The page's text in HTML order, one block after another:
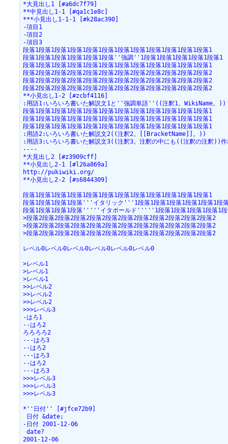
*大見出し1 [#a6dc7f79]
**中見出し1-1 [#qa1c1e8c]
***小見出し1-1-1 [#k28ac390]
-項目1
-項目2
-項目3
段落1段落1段落1段落1段落1段落1段落1段落1段落1段落1段落1段落1
段落1段落1段落1段落1段落1段落''強調''1段落1段落1段落1段落1段落1
段落1段落1段落1段落1段落1段落1段落1段落1段落1段落1段落1段落1
段落2段落2段落2段落2段落2段落2段落2段落2段落2段落2段落2段落2
段落2段落2段落2段落2段落2段落2段落2段落2段落2段落2段落2段落2
段落2段落2段落2段落2段落2段落2段落2段落2段落2段落2段落2段落2
**小見出し1-2 [#zcbf4116]
:用語1:いろいろ書いた解説文1と''強調単語''((注釈1。WikiName。))
段落1段落1段落1段落1段落1段落1段落1段落1段落1段落1段落1段落1
段落1段落1段落1段落1段落1段落1段落1段落1段落1段落1段落1段落1
段落1段落1段落1段落1段落1段落1段落1段落1段落1段落1段落1段落1
:用語2:いろいろ書いた解説文2((注釈2。[[BracketName]]。))
:用語3:いろいろ書いた解説文3((注釈3。注釈の中にも((注釈の注釈))
----
*大見出し2 [#z3909cff]
**小見出し2-1 [#l26a869a]
http://pukiwiki.org/
**小見出し2-2 [#s6844309]
段落1段落1段落1段落1段落1段落1段落1段落1段落1段落1段落1段落1
段落1段落1段落1段落'''イタリック'''1段落1段落1段落1段落1段落1段
段落1段落1段落1段落'''''イタボールド'''''1段落1段落1段落1段落1段
>段落2段落2段落2段落2段落2段落2段落2段落2段落2段落2段落2段落2
>段落2段落2段落2段落2段落2段落2段落2段落2段落2段落2段落2段落2
>段落2段落2段落2段落2段落2段落2段落2段落2段落2段落2段落2段落2
レベル0レベル0レベル0レベル0レベル0レベル0
>レベル1
>レベル1
>レベル1
>>レベル2
>>レベル2
>>レベル2
>>>レベル3
-はろ1
--はろ2
ろろろろ2
---はろ3
--はろ2
---はろ3
--はろ2
---はろ3
>>>レベル3
>>>レベル3
>>>レベル3
*''日付'' [#jfce72b9]
日付 &date;
-日付 2001-12-06
date?
2001-12-06